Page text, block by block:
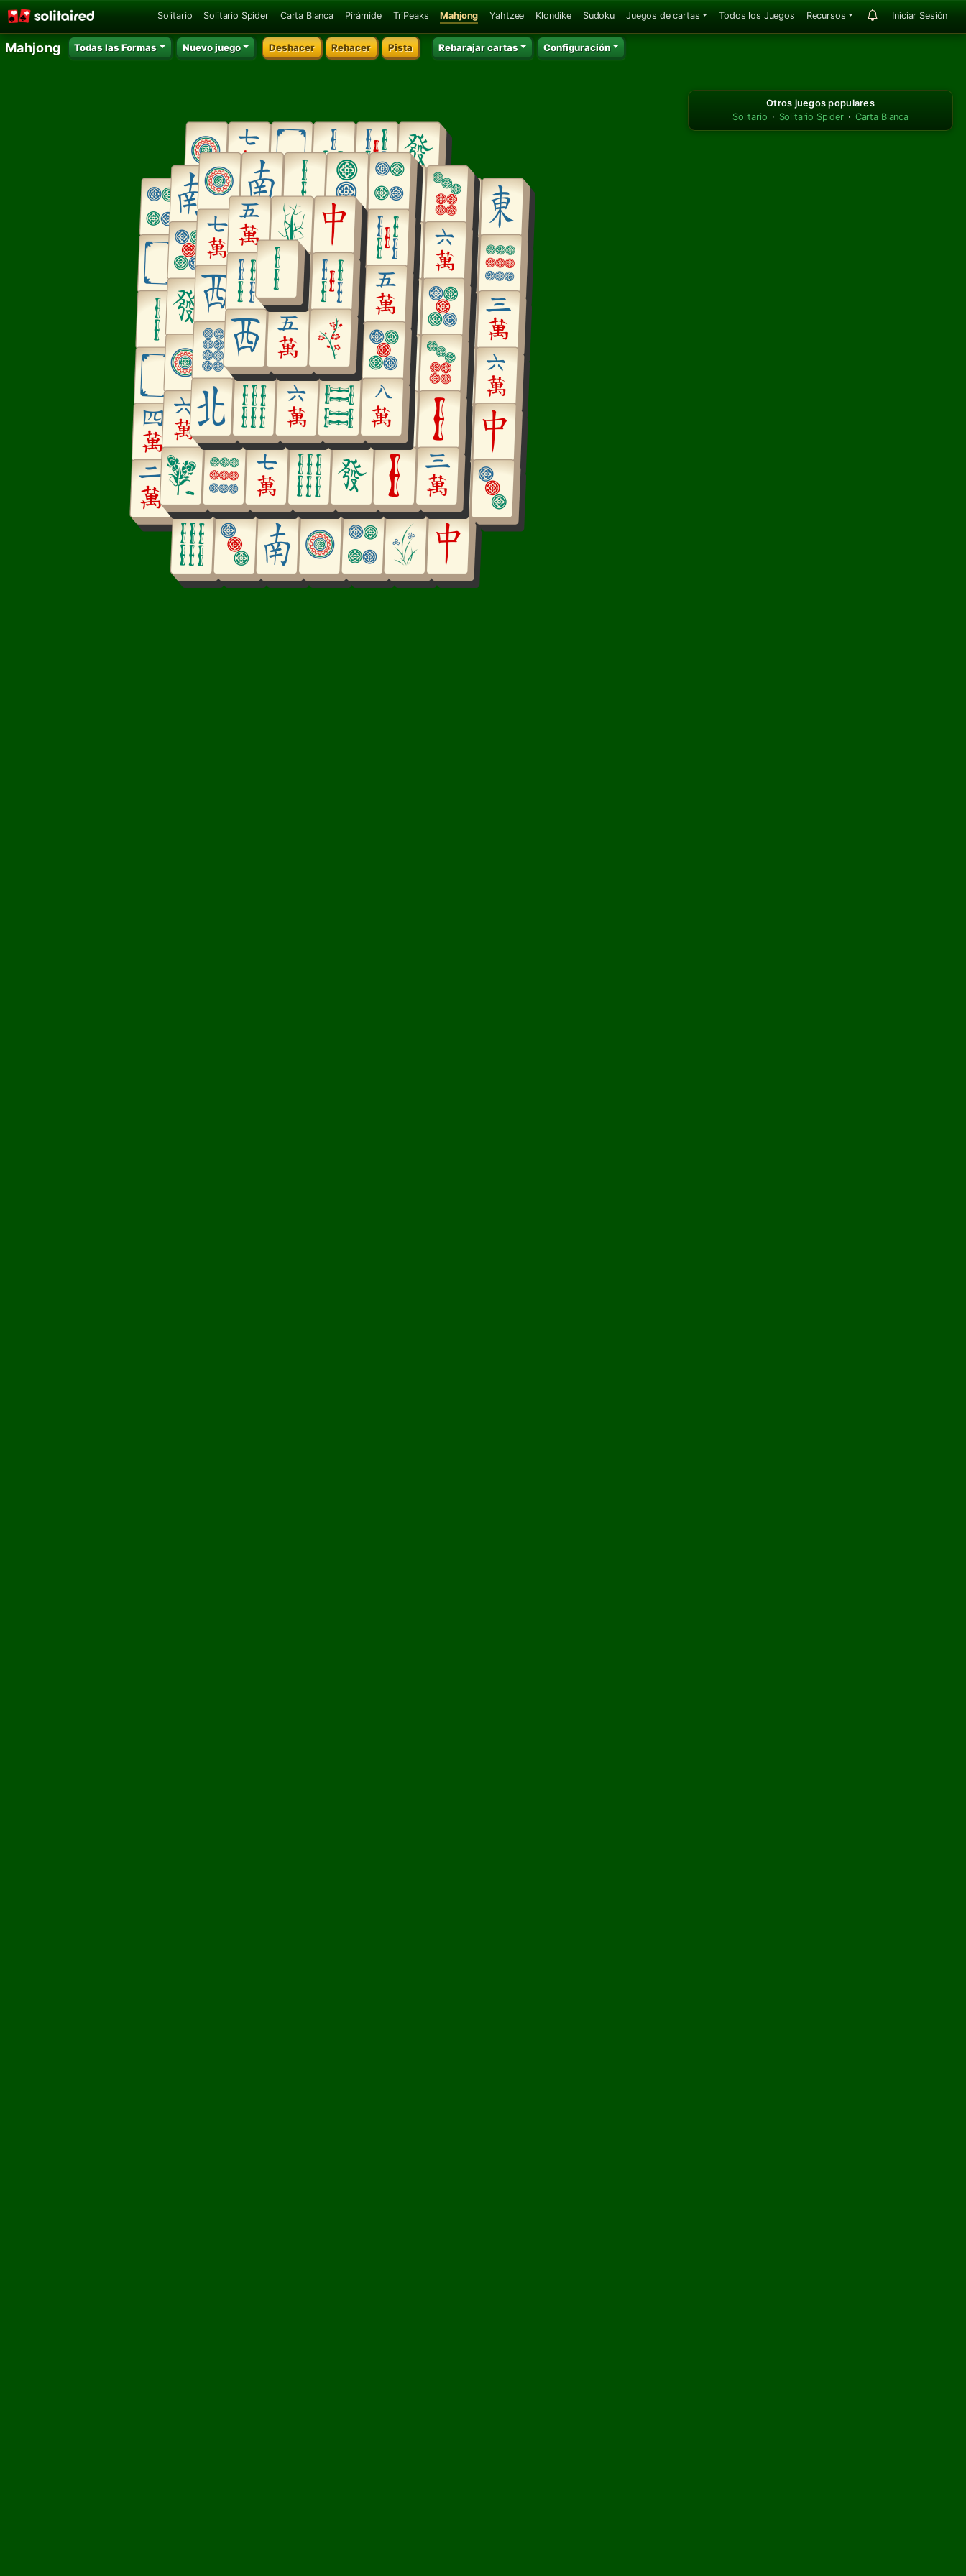
Solitario Solitario Spider Carta Blanca Pirámide TriPeaks Mahjong Yahtzee Klondike Sudoku Juegos de cartas Todos los Juegos Recursos Iniciar Sesión
Mahjong Todas las Formas Nuevo juego Deshacer Rehacer Pista Rebarajar cartas Configuración
Otros juegos populares
Solitario · Solitario Spider · Carta Blanca